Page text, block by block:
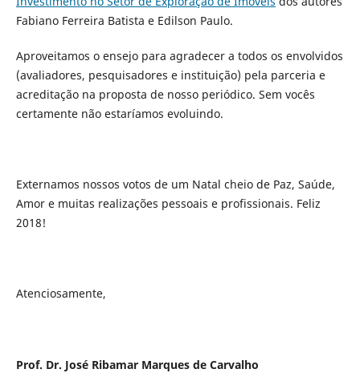
Fabiano Ferreira Batista e Edilson Paulo.
Aproveitamos o ensejo para agradecer a todos os envolvidos
(avaliadores, pesquisadores e instituição) pela parceria e
acreditação na proposta de nosso periódico. Sem vocês
certamente não estaríamos evoluindo.
Externamos nossos votos de um Natal cheio de Paz, Saúde,
Amor e muitas realizações pessoais e profissionais. Feliz
2018!
Atenciosamente,
Prof. Dr. José Ribamar Marques de Carvalho